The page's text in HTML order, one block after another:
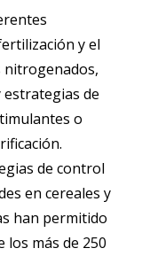
y el
nitrogenados,
estrategias de
o
de control
en cereales y
han permitido
los más de 250